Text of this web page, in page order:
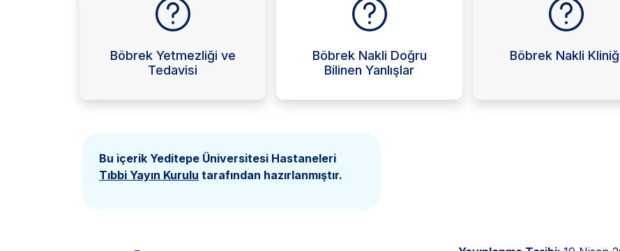
Böbrek Yetmezliği ve
Tedavisi
Böbrek Nakli Doğru
Bilinen Yanlışlar
Böbrek Nakli
Bu içerik Yeditepe Üniversitesi Hastaneleri
Tıbbi Yayın Kurulu tarafından hazırlanmıştır.